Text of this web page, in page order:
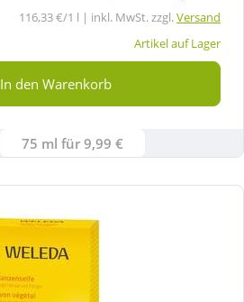
116,33 €/1 l | inkl. MwSt. zzgl.Versand
Artikel auf Lager
In den Warenkorb
75 ml für 9,99 €